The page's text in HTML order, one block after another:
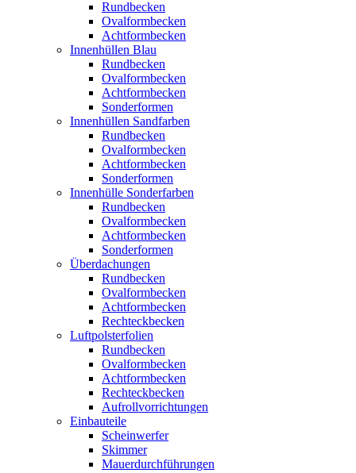
Rundbecken
Ovalformbecken
Achtformbecken
Innenhüllen Blau
Rundbecken
Ovalformbecken
Achtformbecken
Sonderformen
Innenhüllen Sandfarben
Rundbecken
Ovalformbecken
Achtformbecken
Sonderformen
Innenhülle Sonderfarben
Rundbecken
Ovalformbecken
Achtformbecken
Sonderformen
Überdachungen
Rundbecken
Ovalformbecken
Achtformbecken
Rechteckbecken
Luftpolsterfolien
Rundbecken
Ovalformbecken
Achtformbecken
Rechteckbecken
Aufrollvorrichtungen
Einbauteile
Scheinwerfer
Skimmer
Mauerdurchführungen